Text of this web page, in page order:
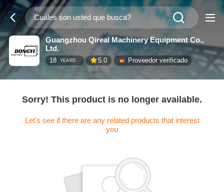
Guangzhou Qireal Machinery Equipment Co.,
Ltd.
18 YEARS 5.0 Proveedor verificado
Sorry! This product is no longer available.
Let's see if there are any related products that interest
you